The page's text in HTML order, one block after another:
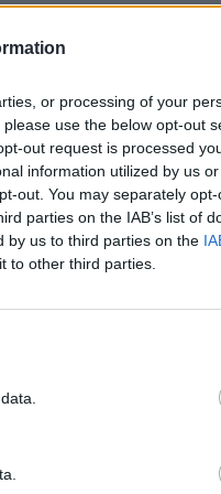
or processing of your
use the below opt-out
out request is processed
information utilized by us
out. You may separately
parties on the IAB’s list of
by us to third parties on the
to other third parties.
fejerverkų
dingusiems
sprogimo
ir Širvintų